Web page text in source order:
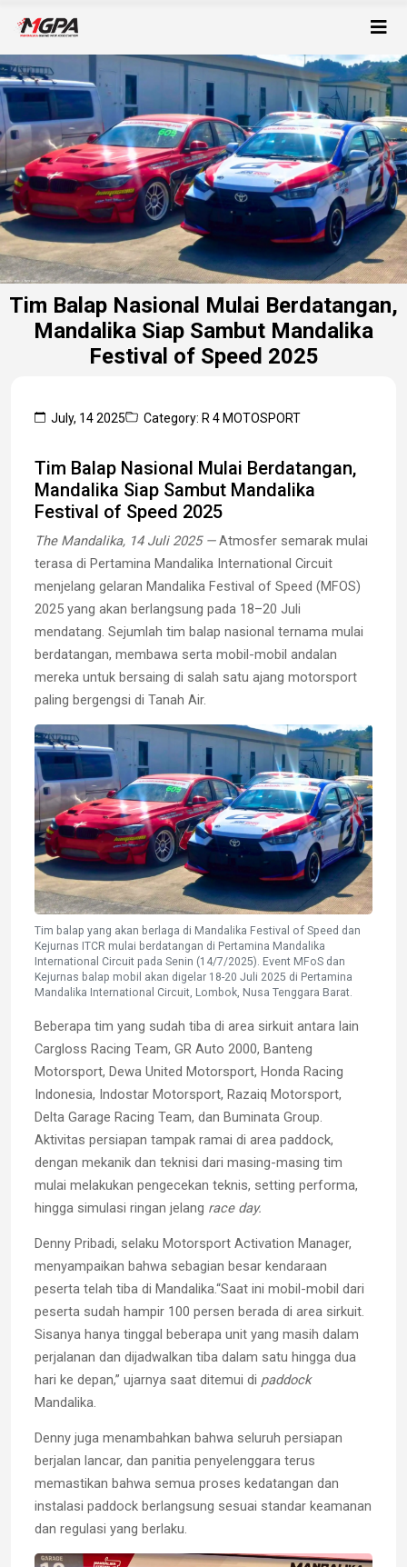
Tim Balap Nasional Mulai Berdatangan,
Mandalika Siap Sambut Mandalika
Festival of Speed 2025
July, 14 2025 Category: R 4 MOTOSPORT
Tim Balap Nasional Mulai Berdatangan,
Mandalika Siap Sambut Mandalika
Festival of Speed 2025
The Mandalika, 14 Juli 2025 —Atmosfer semarak mulai
terasa di Pertamina Mandalika International Circuit
menjelang gelaran Mandalika Festival of Speed (MFOS)
2025 yang akan berlangsung pada 18–20 Juli
mendatang. Sejumlah tim balap nasional ternama mulai
berdatangan, membawa serta mobil-mobil andalan
mereka untuk bersaing di salah satu ajang motorsport
paling bergengsi di Tanah Air.
Tim balap yang akan berlaga di Mandalika Festival of Speed dan
Kejurnas ITCR mulai berdatangan di Pertamina Mandalika
International Circuit pada Senin (14/7/2025). Event MFoS dan
Kejurnas balap mobil akan digelar 18-20 Juli 2025 di Pertamina
Mandalika International Circuit, Lombok, Nusa Tenggara Barat.
Beberapa tim yang sudah tiba di area sirkuit antara lain
Cargloss Racing Team, GR Auto 2000, Banteng
Motorsport, Dewa United Motorsport, Honda Racing
Indonesia, Indostar Motorsport, Razaiq Motorsport,
Delta Garage Racing Team, dan Buminata Group.
Aktivitas persiapan tampak ramai di area paddock,
dengan mekanik dan teknisi dari masing-masing tim
mulai melakukan pengecekan teknis, setting performa,
hingga simulasi ringan jelang race day.
Denny Pribadi, selaku Motorsport Activation Manager,
menyampaikan bahwa sebagian besar kendaraan
peserta telah tiba di Mandalika.“Saat ini mobil-mobil dari
peserta sudah hampir 100 persen berada di area sirkuit.
Sisanya hanya tinggal beberapa unit yang masih dalam
perjalanan dan dijadwalkan tiba dalam satu hingga dua
hari ke depan,” ujarnya saat ditemui di paddock
Mandalika.
Denny juga menambahkan bahwa seluruh persiapan
berjalan lancar, dan panitia penyelenggara terus
memastikan bahwa semua proses kedatangan dan
instalasi paddock berlangsung sesuai standar keamanan
dan regulasi yang berlaku.